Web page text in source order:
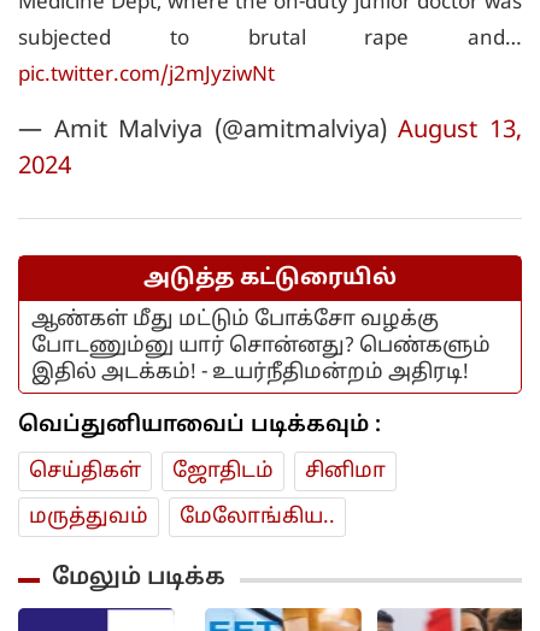
subjected to brutal rape and…
pic.twitter.com/j2mJyziwNt
— Amit Malviya (@amitmalviya)August 13,
2024
அடுத்த கட்டுரையில்
ஆண்கள் மீது மட்டும் போக்சோ வழக்கு
போடணும்னு யார் சொன்னது? பெண்களும்
இதில் அடக்கம்! - உயர்நீதிமன்றம் அதிரடி!
வெப்துனியாவைப் படிக்கவும் :
செய்திகள் ஜோ‌திட‌ம்
சினிமா
மரு‌த்துவ‌ம்
மேலோங்கிய..
மேலும் படிக்க